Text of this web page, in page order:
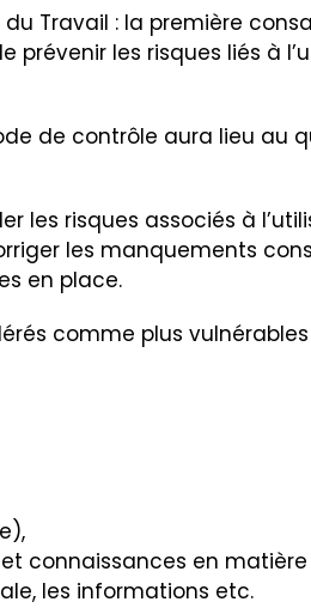
du Travail : la première
les risques liés à
de contrôle aura lieu au
les risques associés à
les manquements
en place.
comme plus
connaissances en
les informations etc.